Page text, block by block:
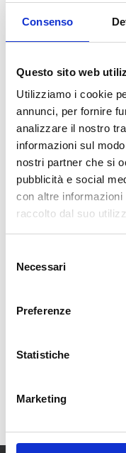
Consenso
Questo sito web
Utilizziamo i cookie
annunci, per fornire
analizzare il nostro
informazioni sul
nostri partner che si
pubblicità e social
con altre
raccolto dal suo
Necessari
Preferenze
Statistiche
Marketing
lavoro di squadra.
Linguistica (SSML) di
e 5 dell’ Agenda 2030
Sostenibile:
“Achieve
and Girls”.
E’ una grande
avranno la possibilità di
tutte le Istituzioni
work incentrato sui
INTERNAZIONALE